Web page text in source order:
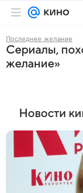
Последнее желание
Сериалы,
желание»
Новости